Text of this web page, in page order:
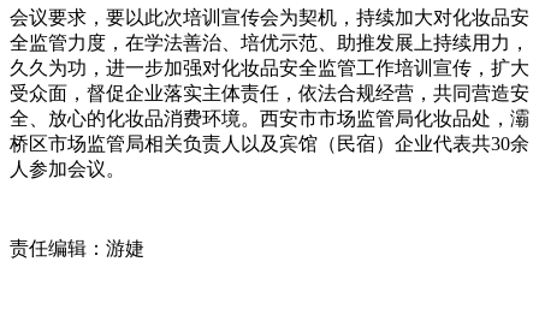
会议要求，要以此次培训宣传会为契机，持续加大对化妆品安
全监管力度，在学法善治、培优示范、助推发展上持续用力，
久久为功，进一步加强对化妆品安全监管工作培训宣传，扩大
受众面，督促企业落实主体责任，依法合规经营，共同营造安
全、放心的化妆品消费环境。西安市市场监管局化妆品处，灞
桥区市场监管局相关负责人以及宾馆（民宿）企业代表共30余
人参加会议。
责任编辑：游婕